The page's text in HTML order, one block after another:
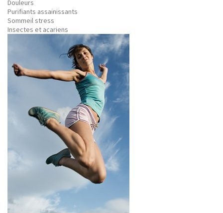
Douleurs
Purifiants assainissants
Sommeil stress
Insectes et acariens